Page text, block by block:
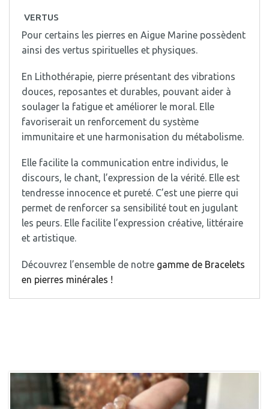
VERTUS
Pour certains les pierres en Aigue Marine possèdent
ainsi des vertus spirituelles et physiques.
En Lithothérapie, pierre présentant des vibrations
douces, reposantes et durables, pouvant aider à
soulager la fatigue et améliorer le moral. Elle
favoriserait un renforcement du système
immunitaire et une harmonisation du métabolisme.
Elle facilite la communication entre individus, le
discours, le chant, l’expression de la vérité. Elle est
tendresse innocence et pureté. C’est une pierre qui
permet de renforcer sa sensibilité tout en jugulant
les peurs. Elle facilite l’expression créative, littéraire
et artistique.
Découvrez l’ensemble de notre gamme de Bracelets
en pierres minérales !